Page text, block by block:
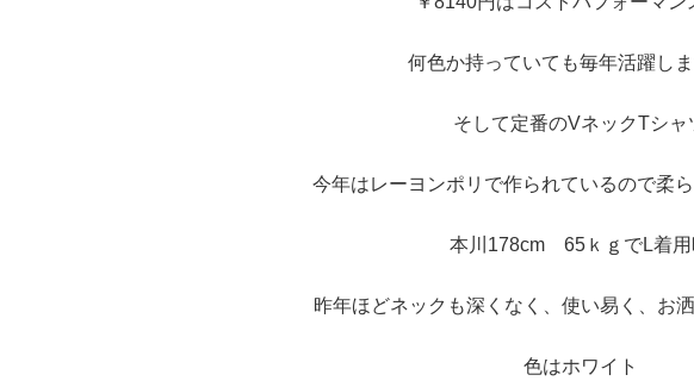
何色か持っていても毎年活躍し
そして定番のVネックTシャ
今年はレーヨンポリで作られているので柔
本川178cm 65ｋｇでL着用
昨年ほどネックも深くなく、使い易く、お
色はホワイト